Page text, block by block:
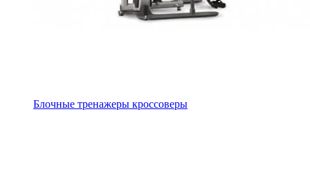
Блочные тренажеры кроссоверы